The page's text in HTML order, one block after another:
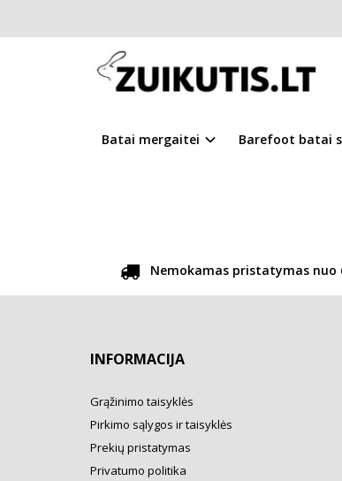
Batai mergaitei Barefoot batai
PAYIFANG
Pagrindinis Pirkite pagal gamintoją payifang
Nemokamas pristatymas nuo
INFORMACIJA
Grąžinimo taisyklės
Pirkimo sąlygos ir taisyklės
Prekių pristatymas
Privatumo politika